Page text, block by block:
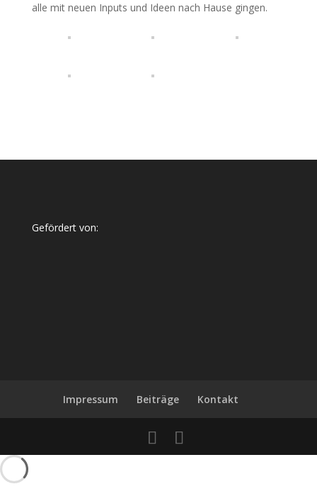
alle mit neuen Inputs und Ideen nach Hause gingen.
Gefördert von:
Impressum Beiträge Kontakt